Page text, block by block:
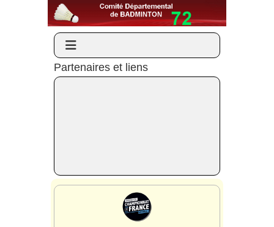
Partenaires et liens